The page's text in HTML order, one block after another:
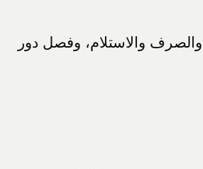
والاستلام، وفصل دور